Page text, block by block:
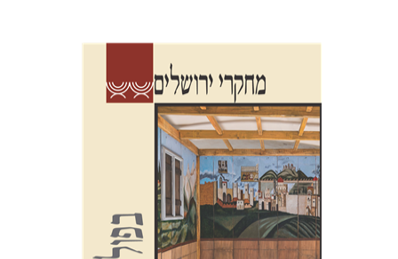
שלום צבר גלית חזן-רוקם
סלמון